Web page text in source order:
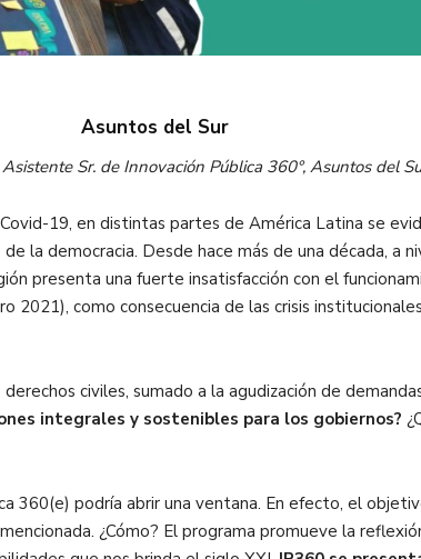
Asuntos del Sur
Sr. de Innovación Pública 360°, Asuntos del
19, en distintas partes de América Latina se
la democracia. Desde hace más de una década, a
presenta una fuerte insatisfacción con el
2021), como consecuencia de las crisis
civiles, sumado a la agudización de
integrales y sostenibles para los gobiernos?
360(e) podría abrir una ventana. En efecto, el
¿Cómo? El programa promueve la